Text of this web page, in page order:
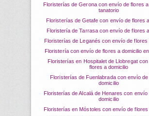
Floristerías de Gerona con envío de flores a domicilio y
tanatorio
Floristerías de Getafe con envío de flores
Floristería de Tarrasa con envío de flores
Floristerías de Leganés con envío de flores
Floristería con envío de flores a domicilio
Floristerías en Hospitalet de Llobregat con envío de
flores a domicilio
Floristerías de Fuenlabrada con envío de flores a
domicilio
Floristerías de Alcalá de Henares con envío de flores a
domicilio
Floristerías en Móstoles con envío de flores